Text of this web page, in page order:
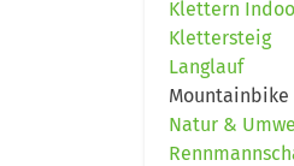
Klettern
Klettersteig
Langlauf
Mountainbike
Natur &